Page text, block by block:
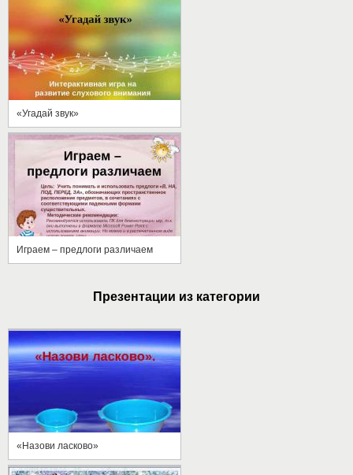
«Угадай звук»
Играем – предлоги различаем
Презентации из категории
«Назови ласково»